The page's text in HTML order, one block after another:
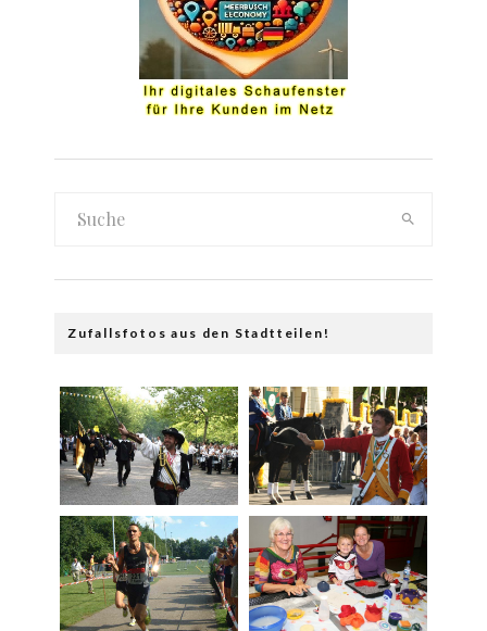
Zufallsfotos aus den Stadtteilen!